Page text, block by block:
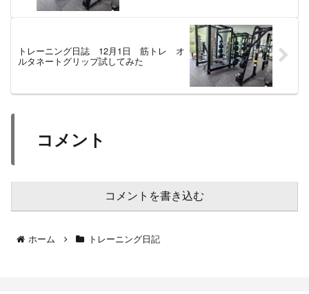
トレーニング日誌 12月1日 筋トレ オ
ルタネートグリップ試してみた
コメント
コメントを書き込む
ホーム トレーニング日記